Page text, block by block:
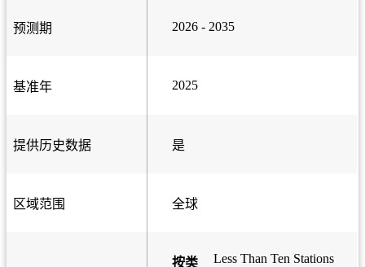
预测期 2026 - 2035
基准年 2025
提供历史数据 是
区域范围 全球
按类
Less Than Ten Stations